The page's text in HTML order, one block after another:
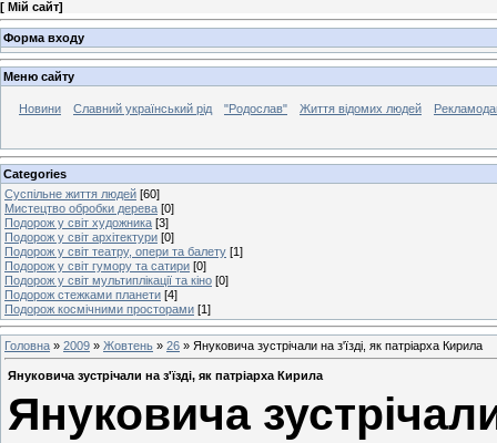
[ Мій сайт]
Форма входу
Меню сайту
Новини Славний український рід "Родослав" Життя відомих людей
Categories
Суспільне життя людей [60]
Мистецтво обробки дерева [0]
Подорож у світ художника [3]
Подорож у світ архітектури [0]
Подорож у світ театру, опери та балету [1]
Подорож у світ гумору та сатири [0]
Подорож у світ мультиплікації та кіно [0]
Подорож стежками планети [4]
Подорож космічними просторами [1]
Головна » 2009 » Жовтень » 26 » Януковича зустрічали на з'їзді, як патріарха Кирила
Януковича зустрічали на з'їзді, як патріарха Кирила
Януковича